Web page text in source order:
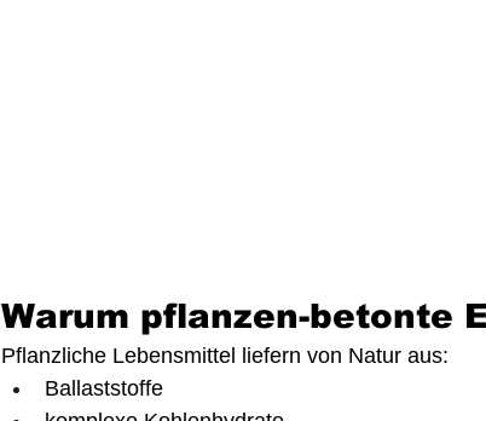
Warum pflanzen-betonte
Pflanzliche Lebensmittel liefern von Natur aus:
Ballaststoffe